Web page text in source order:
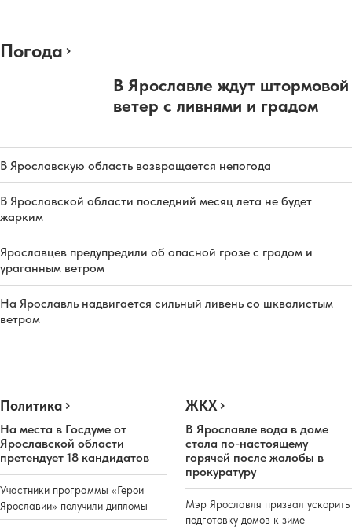
Погода
В Ярославле ждут штормовой
ветер с ливнями и градом
В Ярославскую область возвращается непогода
В Ярославской области последний месяц лета не будет
жарким
Ярославцев предупредили об опасной грозе с градом и
ураганным ветром
На Ярославль надвигается сильный ливень со шквалистым
ветром
Политика
На места в Госдуме от
Ярославской области
претендует 18 кандидатов
Участники программы «Герои
Ярославии» получили дипломы
ЖКХ
В Ярославле вода в доме
стала по-настоящему
горячей после жалобы в
прокуратуру
Мэр Ярославля призвал ускорить
подготовку домов к зиме